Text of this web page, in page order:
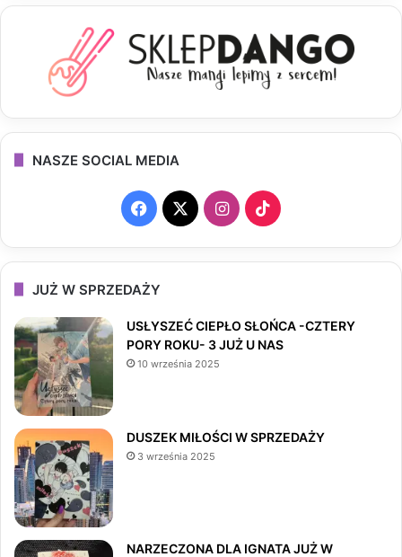
NASZE SOCIAL MEDIA
F
a
b
k
X
I
n
a
T
i
T
o
JUŻ W SPRZEDAŻY
USŁYSZEĆ CIEPŁO SŁOŃCA -CZTERY
PORY ROKU- 3 JUŻ U NAS
10 września 2025
DUSZEK MIŁOŚCI W SPRZEDAŻY
3 września 2025
NARZECZONA DLA IGNATA JUŻ W